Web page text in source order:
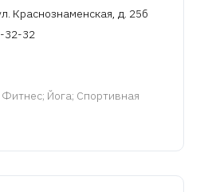
Краснознаменская, д. 25б
32-32
Фитнес; Йога; Спортивная